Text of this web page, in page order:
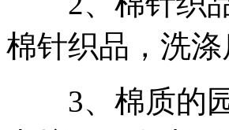
棉针织品，洗
3、棉质的园